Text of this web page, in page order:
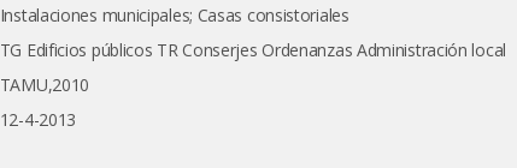
Instalaciones municipales; Casas consistoriales
TG Edificios públicos TR Conserjes Ordenanzas Administración local
TAMU,2010
12-4-2013